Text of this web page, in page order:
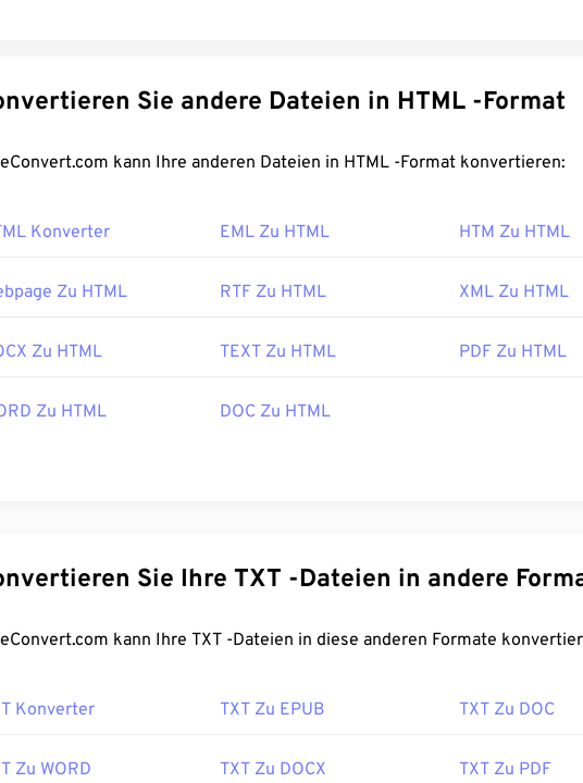
Konvertieren Sie andere Dateien in HTML -Format
FreeConvert.com kann Ihre anderen Dateien in HTML -Format konvertieren:
Konverter EML Zu HTML HTM Zu HTML
Zu HTML RTF Zu HTML XML Zu HTML
Zu HTML TEXT Zu HTML PDF Zu HTML
Zu HTML DOC Zu HTML
Konvertieren Sie Ihre TXT -Dateien in andere
FreeConvert.com kann Ihre TXT -Dateien in diese anderen Formate
Konverter TXT Zu EPUB TXT Zu DOC
Zu WORD TXT Zu DOCX TXT Zu PDF